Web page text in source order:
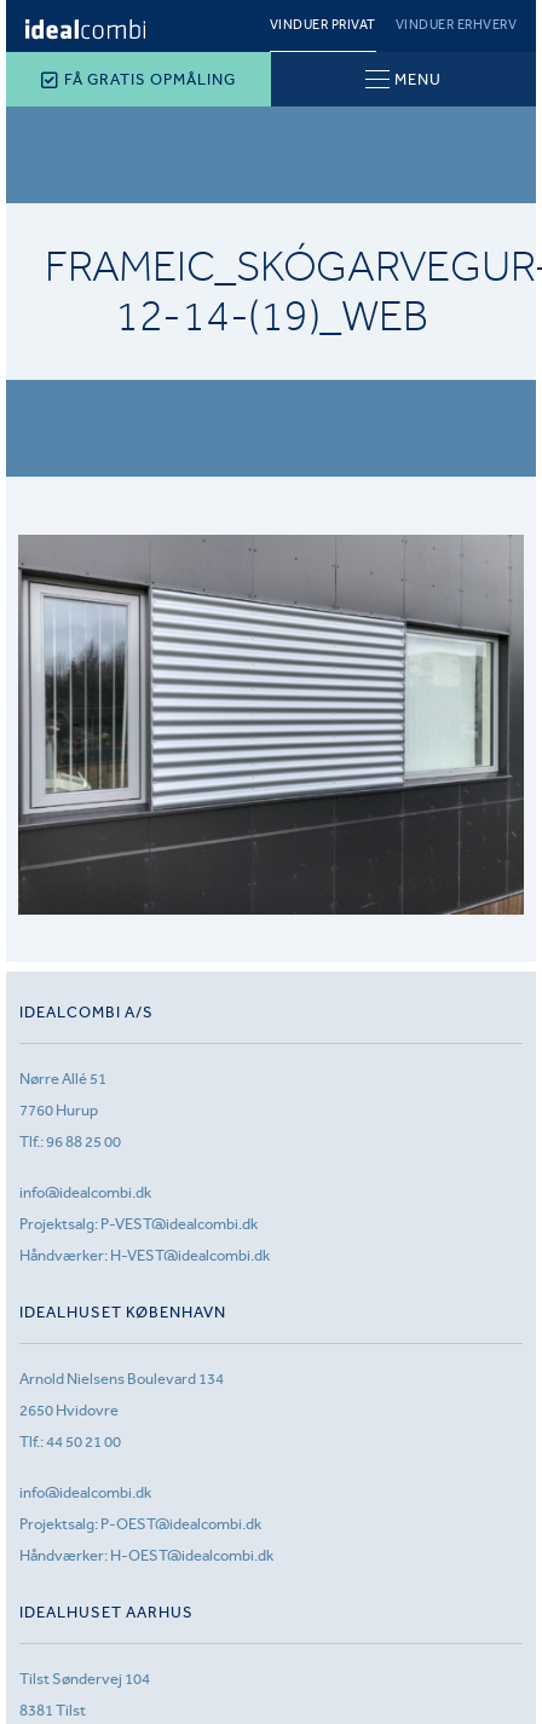
VINDUER PRIVAT VINDUER ERHVERV
FÅ GRATIS OPMÅLING MENU
12-14-(19)_WEB
IDEALCOMBI A/S
Nørre Allé 51
7760 Hurup
Tlf.:96 88 25 00
info@idealcombi.dk
Projektsalg: P-VEST@idealcombi.dk
Håndværker: H-VEST@idealcombi.dk
IDEALHUSET KØBENHAVN
Arnold Nielsens Boulevard 134
2650 Hvidovre
Tlf.:44 50 21 00
info@idealcombi.dk
Projektsalg: P-OEST@idealcombi.dk
Håndværker: H-OEST@idealcombi.dk
IDEALHUSET AARHUS
Tilst Søndervej 104
8381 Tilst